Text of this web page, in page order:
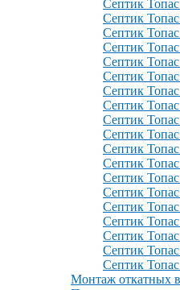
Септик
Септик
Септик
Септик
Септик
Септик
Септик
Септик
Септик
Септик
Септик
Септик
Септик
Септик
Септик
Септик
Септик
Септик
Септик
Монтаж откатных